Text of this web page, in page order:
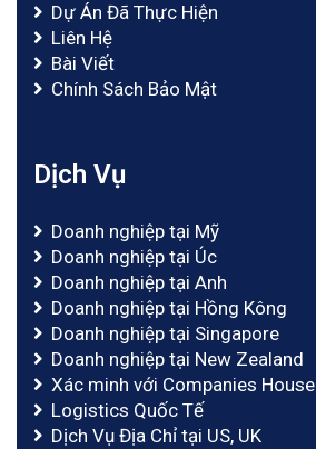
Dự Án Đã Thực Hiện
Liên Hệ
Bài Viết
Chính Sách Bảo Mật
Dịch Vụ
Doanh nghiệp tại Mỹ
Doanh nghiệp tại Úc
Doanh nghiệp tại Anh
Doanh nghiệp tại Hồng Kông
Doanh nghiệp tại Singapore
Doanh nghiệp tại New Zealand
Xác minh với Companies House
Logistics Quốc Tế
Dịch Vụ Địa Chỉ tại US, UK